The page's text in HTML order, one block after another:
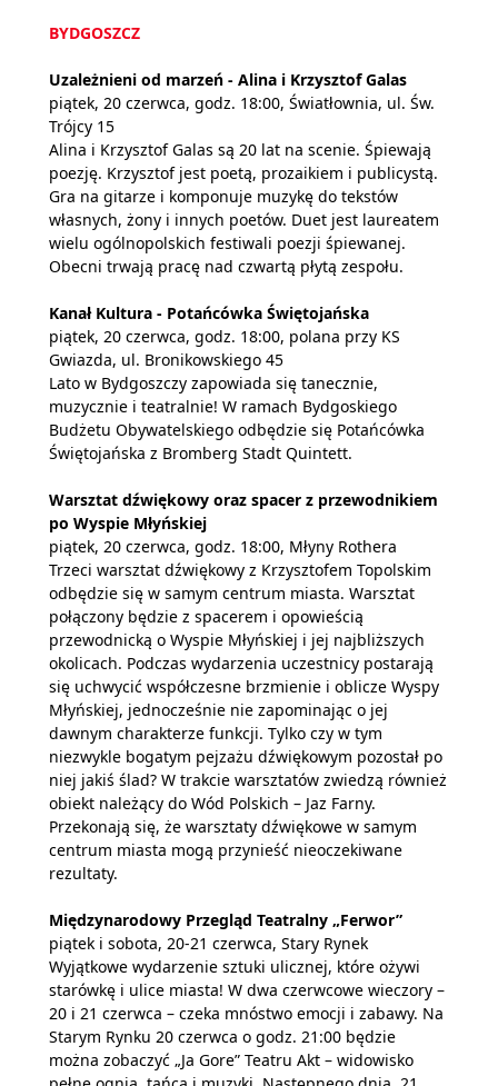
BYDGOSZCZ
Uzależnieni od marzeń - Alina i Krzysztof Galas
piątek, 20 czerwca, godz. 18:00, Światłownia, ul. Św.
Trójcy 15
Alina i Krzysztof Galas są 20 lat na scenie. Śpiewają
poezję. Krzysztof jest poetą, prozaikiem i publicystą.
Gra na gitarze i komponuje muzykę do tekstów
własnych, żony i innych poetów. Duet jest laureatem
wielu ogólnopolskich festiwali poezji śpiewanej.
Obecni trwają pracę nad czwartą płytą zespołu.
Kanał Kultura - Potańcówka Świętojańska
piątek, 20 czerwca, godz. 18:00, polana przy KS
Gwiazda, ul. Bronikowskiego 45
Lato w Bydgoszczy zapowiada się tanecznie,
muzycznie i teatralnie! W ramach Bydgoskiego
Budżetu Obywatelskiego odbędzie się Potańcówka
Świętojańska z Bromberg Stadt Quintett.
Warsztat dźwiękowy oraz spacer z przewodnikiem
po Wyspie Młyńskiej
piątek, 20 czerwca, godz. 18:00, Młyny Rothera
Trzeci warsztat dźwiękowy z Krzysztofem Topolskim
odbędzie się w samym centrum miasta. Warsztat
połączony będzie z spacerem i opowieścią
przewodnicką o Wyspie Młyńskiej i jej najbliższych
okolicach. Podczas wydarzenia uczestnicy postarają
się uchwycić współczesne brzmienie i oblicze Wyspy
Młyńskiej, jednocześnie nie zapominając o jej
dawnym charakterze funkcji. Tylko czy w tym
niezwykle bogatym pejzażu dźwiękowym pozostał po
niej jakiś ślad? W trakcie warsztatów zwiedzą również
obiekt należący do Wód Polskich – Jaz Farny.
Przekonają się, że warsztaty dźwiękowe w samym
centrum miasta mogą przynieść nieoczekiwane
rezultaty.
Międzynarodowy Przegląd Teatralny „Ferwor”
piątek i sobota, 20-21 czerwca, Stary Rynek
Wyjątkowe wydarzenie sztuki ulicznej, które ożywi
starówkę i ulice miasta! W dwa czerwcowe wieczory –
20 i 21 czerwca – czeka mnóstwo emocji i zabawy. Na
Starym Rynku 20 czerwca o godz. 21:00 będzie
można zobaczyć „Ja Gore” Teatru Akt – widowisko